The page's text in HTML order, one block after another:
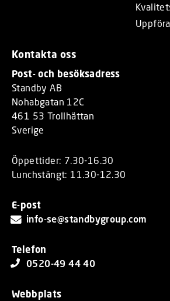
Kontakta oss
Post- och besöksadress
Standby AB
Nohabgatan 12C
461 53 Trollhättan
Sverige
Öppettider: 7.30-16.30
Lunchstängt: 11.30-12.30
E-post
info-se@standbygroup.com
Telefon
0520-49 44 40
Webbplats